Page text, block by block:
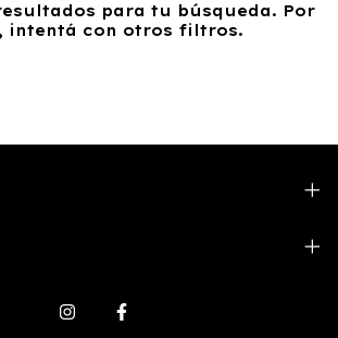
para tu búsqueda. Por
intentá con otros filtros.